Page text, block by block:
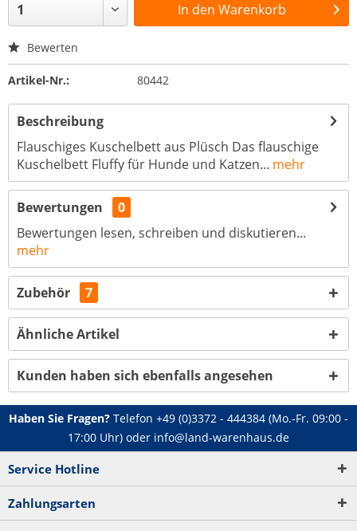
In den Warenkorb
Bewerten
Artikel-Nr.: 80442
Beschreibung
Flauschiges Kuschelbett aus Plüsch Das flauschige
Kuschelbett Fluffy für Hunde und Katzen... mehr
Bewertungen
0
Bewertungen lesen, schreiben und diskutieren...
mehr
Zubehör 7
Ähnliche Artikel
Kunden haben sich ebenfalls angesehen
Haben Sie Fragen? Telefon +49 (0)3372 - 444384 (Mo.-Fr. 09:00 -
17:00 Uhr) oder info@land-warenhaus.de
Service Hotline
Zahlungsarten